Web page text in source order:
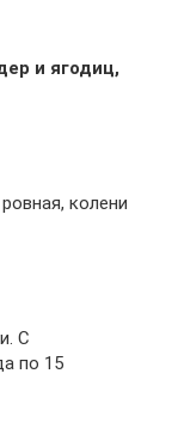
и ягодиц,
колени
С
по 15